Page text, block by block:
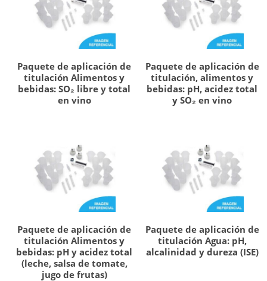
Paquete de aplicación de
titulación Alimentos y
bebidas: SO₂ libre y total
en vino
Paquete de aplicación de
titulación, alimentos y
bebidas: pH, acidez total
y SO₂ en vino
Paquete de aplicación de
titulación Alimentos y
bebidas: pH y acidez total
(leche, salsa de tomate,
jugo de frutas)
Paquete de aplicación de
titulación Agua: pH,
alcalinidad y dureza (ISE)